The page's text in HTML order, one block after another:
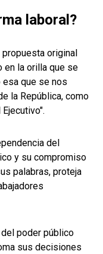
laboral?
original
en la orilla que se
esa que se nos
la República, como
del
y su compromiso
palabras, proteja
del poder público
sus decisiones